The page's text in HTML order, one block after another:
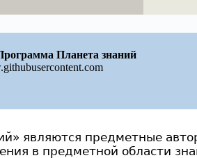
Планета знаний
являются предметные
в предметной области